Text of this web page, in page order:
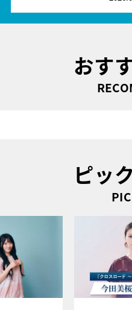
おす
ピッ